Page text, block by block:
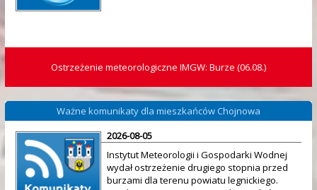
Ostrzeżenie meteorologiczne IMGW: Burze (06.08.)
Ważne komunikaty dla mieszkańców Chojnowa
2026-08-05
Instytut Meteorologii i Gospodarki Wodnej
wydał ostrzeżenie drugiego stopnia przed
burzami dla terenu powiatu legnickiego.